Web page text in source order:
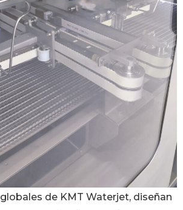
globales de KMT Waterjet, diseñan